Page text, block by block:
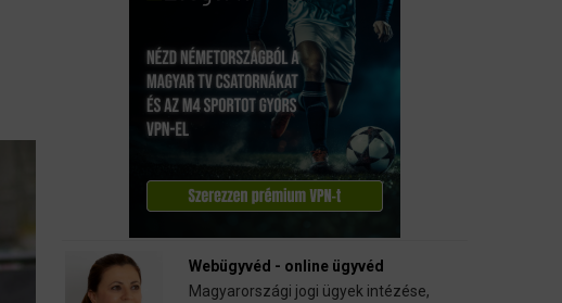
Webügyvéd - online ügyvéd
Magyarországi jogi ügyek intézése,